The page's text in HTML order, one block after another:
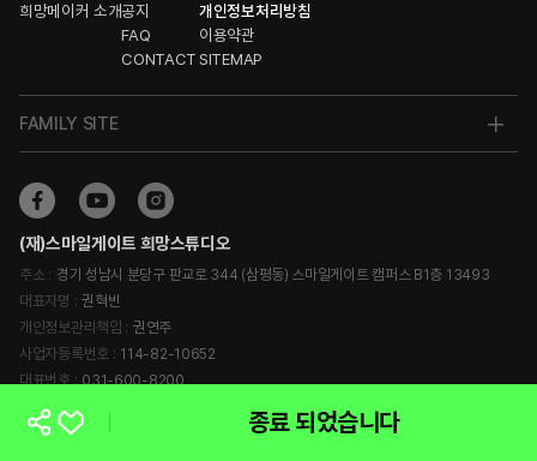
종료 되었습니다
희망메이커 소개공지
FAQ
CONTACT
개인정보처리방침
이용약관
SITEMAP
FAMILY SITE
(재)스마일게이트 희망스튜디오
주소 : 경기 성남시 분당구 판교로 344 (삼평동) 스마일게이트 캠퍼스 B1층 13493
대표자명 : 권혁빈
개인정보관리책임 : 권연주
사업자등록번호 : 114-82-10652
대표번호 : 031-600-8200
© 2023 Smilegate Foundation. All rights reserved.